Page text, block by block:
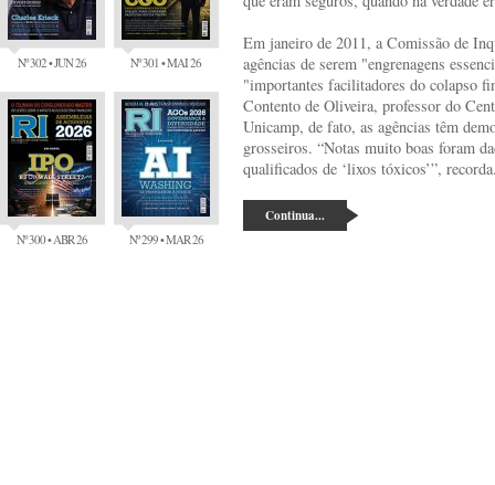
Nº 302 • JUN 26 Nº 301 • MAI 26
Nº 300 • ABR 26 Nº 299 • MAR 26
Em janeiro de 2011, a Comissão de
agências de serem "engrenagens
"importantes facilitadores do colapso
Contento de Oliveira, professor do
Unicamp, de fato, as agências têm
grosseiros. “Notas muito boas foram
qualificados de ‘lixos tóxicos’”,
Continua...